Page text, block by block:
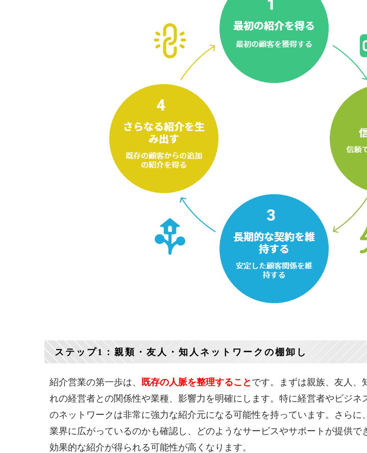
ステップ1：親類・友人・知人ネットワークの棚卸し
紹介営業の第一歩は、 既存の人脈を整理すること です。まずは親族、友人、
れの経営者との関係性や業種、影響力を明確にします。特に経営者やビジネ
のネットワークは非常に強力な紹介元になる可能性を持っています。さらに
業界に広がっているのかも確認し、どのようなサービスやサポートが提供で
効果的な紹介が得られる可能性が高くなります。